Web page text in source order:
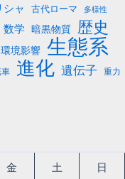
シャ 古代ローマ 多様性
数学 暗黒物質 歴史
環境影響 生態系
車 進化 遺伝子 重力
金 土 日